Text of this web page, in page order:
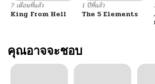
7 เดือนที่แล้ว
King From Hell
1 ปีที่แล้ว
The 5 Elements
คุณอาจจะชอบ